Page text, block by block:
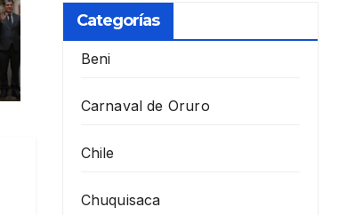
Categorías
Beni
Carnaval de Oruro
Chile
Chuquisaca